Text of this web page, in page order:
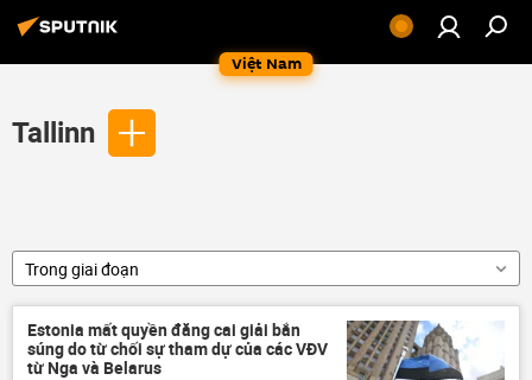
Việt Nam
Tallinn
Trong giai đoạn
Estonia mất quyền đăng cai giải bắn
súng do từ chối sự tham dự của các VĐV
từ Nga và Belarus